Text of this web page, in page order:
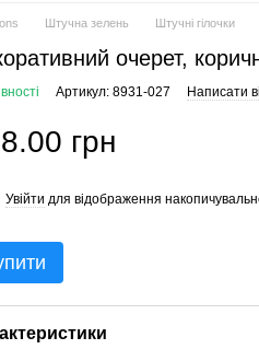
Штучна зелень Штучні гілочки
очерет,
Артикул: 8931-027 Написати
грн
Увійти для відображення